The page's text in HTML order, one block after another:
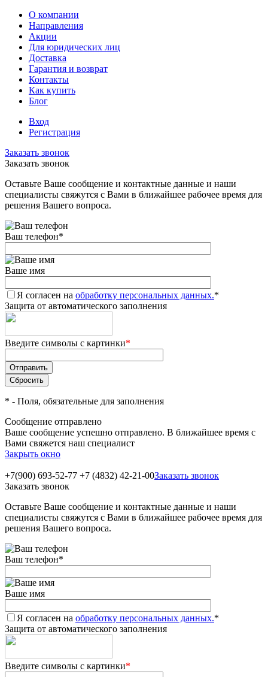
О компании
Направления
Акции
Для юридических лиц
Доставка
Гарантия и возврат
Контакты
Как купить
Блог
Вход
Регистрация
Заказать звонок
Заказать звонок
Оставьте Ваше сообщение и контактные данные и наши
специалисты свяжутся с Вами в ближайшее рабочее время для
решения Вашего вопроса.
Ваш телефон*
Ваше имя
Я согласен на обработку персональных данных.*
Защита от автоматического заполнения
Введите символы с картинки*
* - Поля, обязательные для заполнения
Сообщение отправлено
Ваше сообщение успешно отправлено. В ближайшее время с
Вами свяжется наш специалист
Закрыть окно
+7(900) 693-52-77 +7 (4832) 42-21-00Заказать звонок
Заказать звонок
Оставьте Ваше сообщение и контактные данные и наши
специалисты свяжутся с Вами в ближайшее рабочее время для
решения Вашего вопроса.
Ваш телефон*
Ваше имя
Я согласен на обработку персональных данных.*
Защита от автоматического заполнения
Введите символы с картинки*